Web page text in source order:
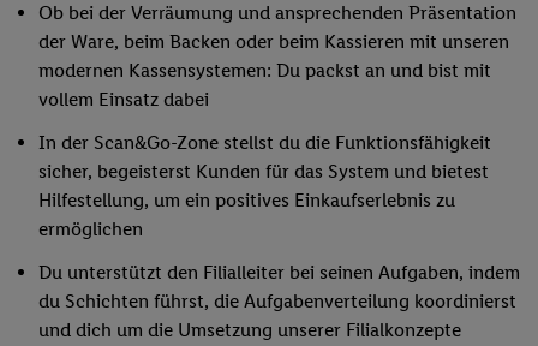
Ob bei der Verräumung und ansprechenden Präsentation
der Ware, beim Backen oder beim Kassieren mit unseren
modernen Kassensystemen: Du packst an und bist mit
vollem Einsatz dabei
In der Scan&Go-Zone stellst du die Funktionsfähigkeit
sicher, begeisterst Kunden für das System und bietest
Hilfestellung, um ein positives Einkaufserlebnis zu
ermöglichen
Du unterstützt den Filialleiter bei seinen Aufgaben, indem
du Schichten führst, die Aufgabenverteilung koordinierst
und dich um die Umsetzung unserer Filialkonzepte